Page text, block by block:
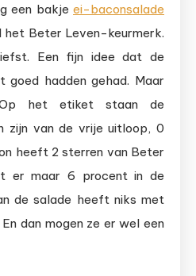
een bakje ei-baconsalade
het Beter Leven-keurmerk.
Een fijn idee dat de
goed hadden gehad. Maar
het etiket staan de
zijn van de vrije uitloop, 0
heeft 2 sterren van Beter
er maar 6 procent in de
de salade heeft niks met
dan mogen ze er wel een